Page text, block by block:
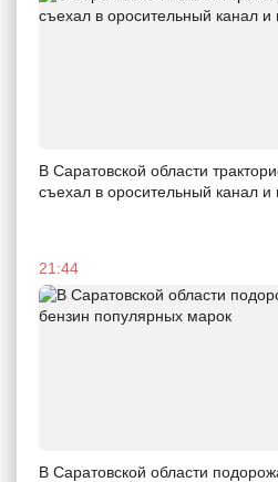
В Саратовской области
съехал в оросительный канал и
21:44
В Саратовской области